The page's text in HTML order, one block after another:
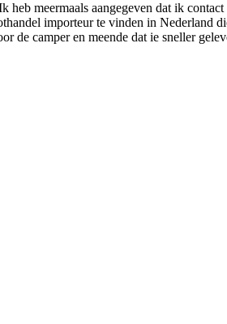
meermaals aangegeven dat ik
importeur te vinden in Nederland
de camper en meende dat ie sneller